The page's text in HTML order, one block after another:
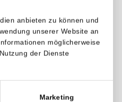
anbieten zu können und
unserer Website an
möglicherweise
der Dienste
Marketing